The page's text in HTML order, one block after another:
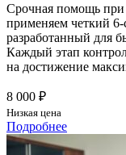
Срочная помощь
применяем четкий 6-
разработанный для
Каждый этап
на достижение
8 000 ₽
Низкая цена
Подробнее